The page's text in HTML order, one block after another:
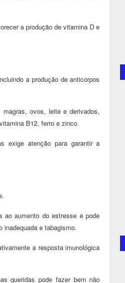
a produção de vitamina D e
a produção de anticorpos
ovos, leite e derivados,
B12, ferro e zinco.
exige atenção para garantir a
ao aumento do estresse e pode
inadequada e tabagismo.
a resposta imunológica
queridas pode fazer bem não